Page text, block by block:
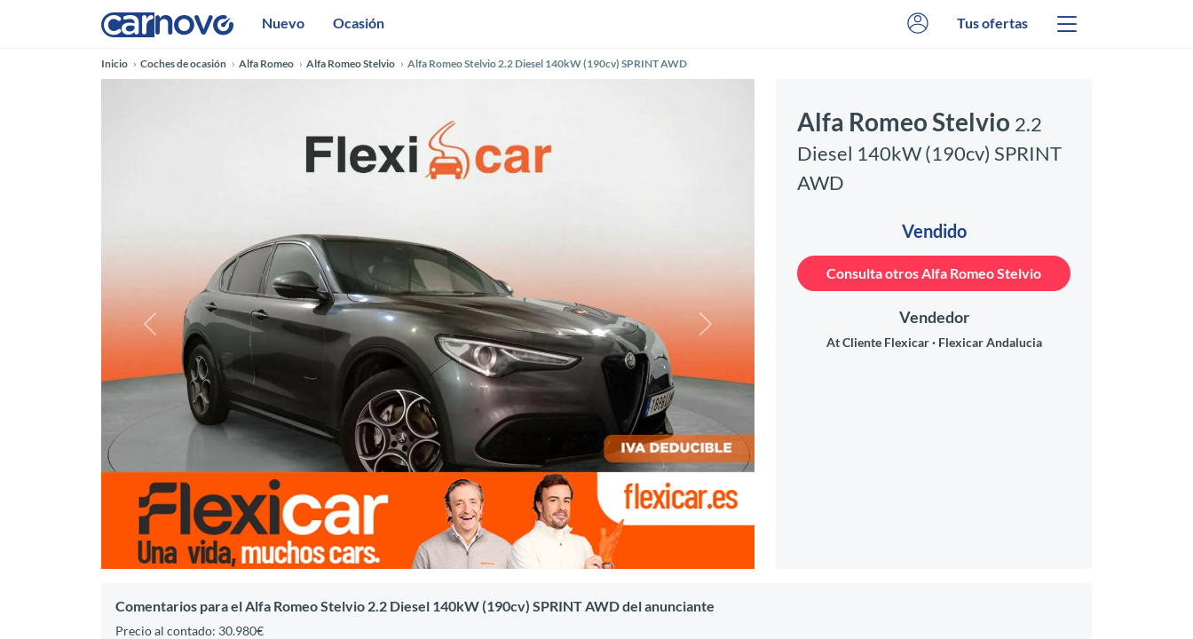
Nuevo Ocasión Tus ofertas
Inicio Coches de ocasión Alfa Romeo Alfa Romeo Stelvio Alfa Romeo Stelvio 2.2 Diesel 140kW (190cv) SPRINT AWD
Anterior Siguiente
Alfa Romeo Stelvio 2.2
Diesel 140kW (190cv) SPRINT
AWD
Vendido
Consulta otros Alfa Romeo Stelvio
Vendedor
At Cliente Flexicar Flexicar Andalucia
Comentarios para el Alfa Romeo Stelvio 2.2 Diesel 140kW (190cv) SPRINT AWD del anunciante
Precio al contado: 30.980€